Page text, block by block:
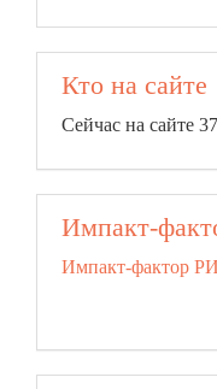
Кто на сайте
Сейчас на сайте
Импакт-
Импакт-фактор